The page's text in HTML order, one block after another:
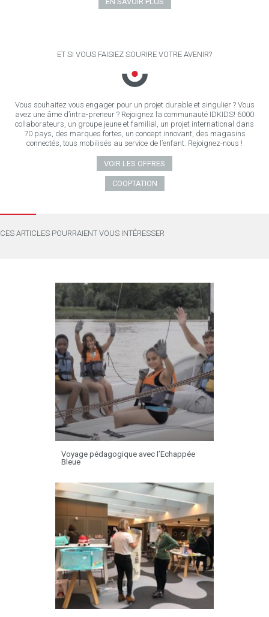
ET SI VOUS FAISIEZ SOURIRE VOTRE AVENIR?
Vous souhaitez vous engager pour un projet durable et singulier ? Vous
avez une âme d’intra-preneur ? Rejoignez la communauté IDKIDS! 6000
collaborateurs, un groupe jeune et familial, un projet international dans
70 pays, des marques fortes, un concept innovant, des magasins
connectés, tous mobilisés au service de l’enfant. Rejoignez-nous !
VOIR LES OFFRES
COOPTATION
CES ARTICLES POURRAIENT VOUS INTÉRESSER
Voyage pédagogique avec l’Echappée
Bleue